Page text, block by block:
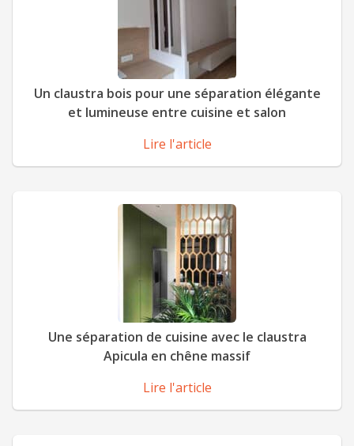
Un claustra bois pour une séparation élégante
et lumineuse entre cuisine et salon
Lire l'article
Une séparation de cuisine avec le claustra
Apicula en chêne massif
Lire l'article